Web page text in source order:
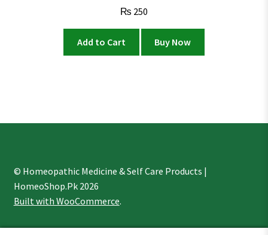
₨ 250
Add to Cart Buy Now
© Homeopathic Medicine & Self Care Products |
HomeoShop.Pk 2026
Built with WooCommerce.